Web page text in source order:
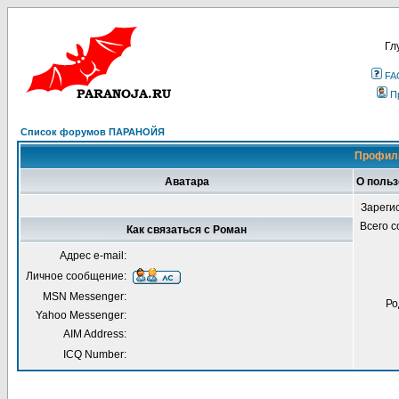
Список форумов ПАРАНОЙЯ
Аватара О
Всего
Как связаться с Роман
Адрес e-mail:
Личное сообщение:
MSN Messenger:
Yahoo Messenger:
AIM Address:
ICQ Number: